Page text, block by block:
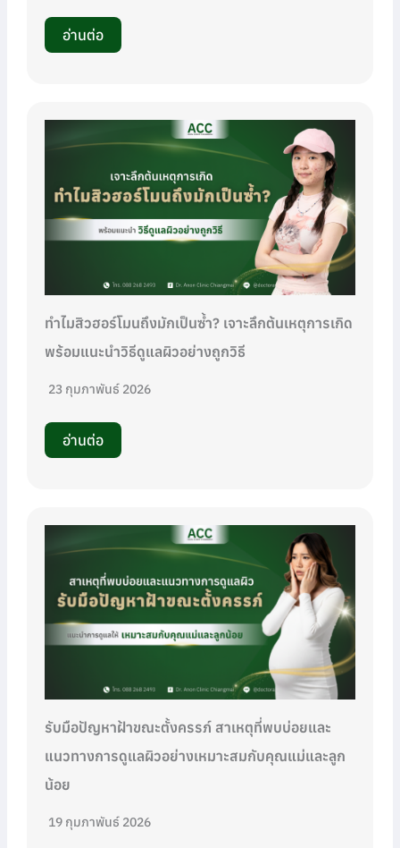
อ่านต่อ
ทำไมสิวฮอร์โมนถึงมักเป็นซ้ำ? เจาะลึกต้นเหตุการเกิด
พร้อมแนะนำวิธีดูแลผิวอย่างถูกวิธี
23 กุมภาพันธ์ 2026
อ่านต่อ
รับมือปัญหาฝ้าขณะตั้งครรภ์ สาเหตุที่พบบ่อยและ
แนวทางการดูแลผิวอย่างเหมาะสมกับคุณแม่และลูก
น้อย
19 กุมภาพันธ์ 2026